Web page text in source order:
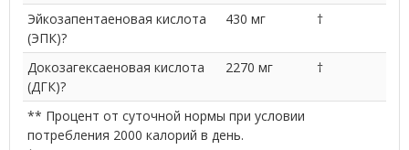
Эйкозапентаеновая кислота
(ЭПК)?
430 мг †
Докозагексаеновая кислота
(ДГК)?
2270 мг †
** Процент от суточной нормы при условии
потребления 2000 калорий в день.